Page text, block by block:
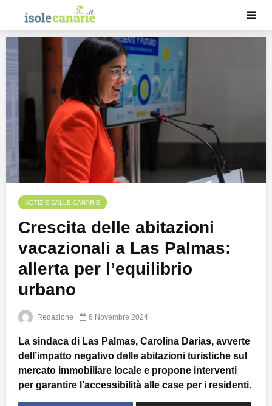
NOTIZIE DALLE CANARIE
Crescita delle abitazioni
vacazionali a Las Palmas:
allerta per l’equilibrio
urbano
Redazione 6 Novembre 2024
La sindaca di Las Palmas, Carolina Darias, avverte
dell’impatto negativo delle abitazioni turistiche sul
mercato immobiliare locale e propone interventi
per garantire l’accessibilità alle case per i residenti.